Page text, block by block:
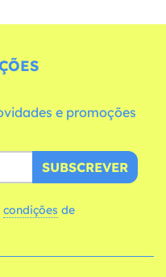
e promoções
SUBSCREVER
condições